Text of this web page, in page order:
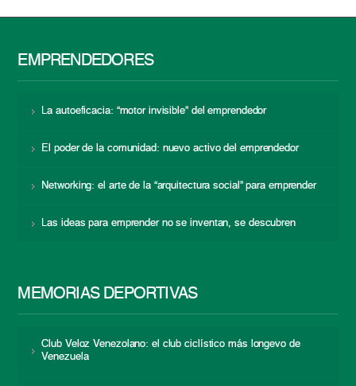
EMPRENDEDORES
La autoeficacia: “motor invisible” del emprendedor
El poder de la comunidad: nuevo activo del emprendedor
Networking: el arte de la “arquitectura social” para emprender
Las ideas para emprender no se inventan, se descubren
MEMORIAS DEPORTIVAS
Club Veloz Venezolano: el club ciclístico más longevo de
Venezuela